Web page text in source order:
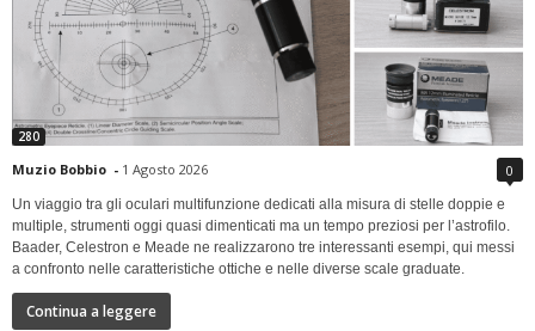
280
Muzio Bobbio - 1 Agosto 2026 0
Un viaggio tra gli oculari multifunzione dedicati alla misura di stelle doppie e
multiple, strumenti oggi quasi dimenticati ma un tempo preziosi per l’astrofilo.
Baader, Celestron e Meade ne realizzarono tre interessanti esempi, qui messi
a confronto nelle caratteristiche ottiche e nelle diverse scale graduate.
Continua a leggere